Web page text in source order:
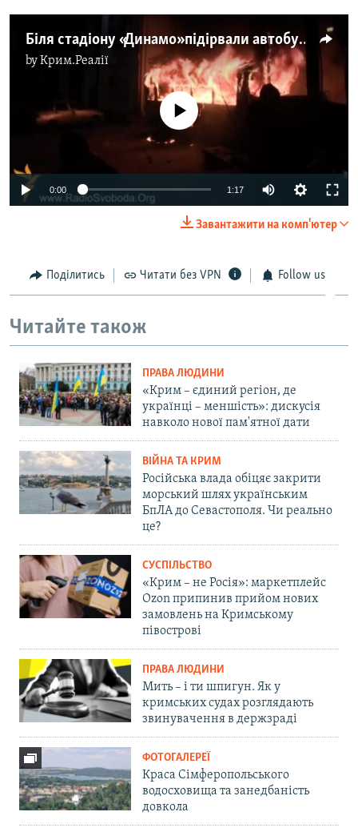
Біля стадіону «Динамо» підірвали автобус і підігнали водомети
byКрим.Реалії
No media source currently available
0:00 1:17
Завантажити на комп'ютер
Поділитись Читати без VPN Follow us
Читайте також
ПРАВА ЛЮДИНИ
«Крим – єдиний регіон, де
українці – меншість»: дискусія
навколо нової пам'ятної дати
ВІЙНА ТА КРИМ
Російська влада обіцяє закрити
морський шлях українським
БпЛА до Севастополя. Чи реально
це?
СУСПІЛЬСТВО
«Крим – не Росія»: маркетплейс
Ozon припинив прийом нових
замовлень на Кримському
півострові
ПРАВА ЛЮДИНИ
Мить – і ти шпигун. Як у
кримських судах розглядають
звинувачення в держзраді
ФОТОГАЛЕРЕЇ
Краса Сімферопольського
водосховища та занедбаність
довкола